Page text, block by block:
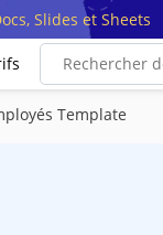
Slides et Sheets
Template